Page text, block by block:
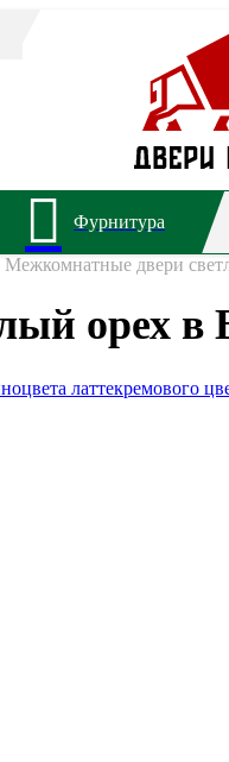
Фурнитура
Межкомнатные двери
орех в
цвета латтекремового